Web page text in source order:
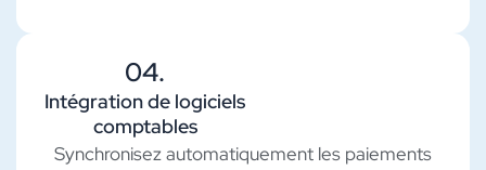
04.
Intégration de logiciels
comptables
Synchronisez automatiquement les paiements